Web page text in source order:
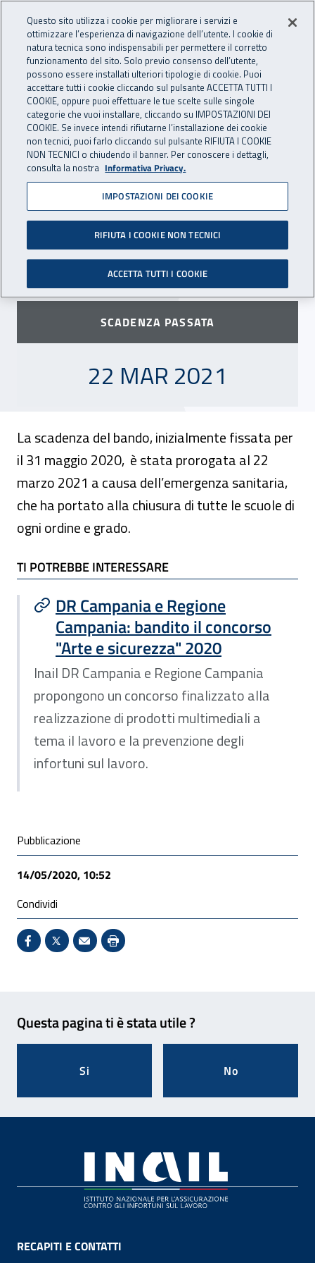
INAIL - Istituto Nazionale
Apri cerca
Navigazione principale
Navigazione - Ti trovi in:
Home Inail comunica Scadenze Scadenza
Concorso "Arte e sicurezza"
2020: prorogata la
scadenza del bando
Prorogata al 22 marzo 2021 la scadenza del
bando di concorso.
SCADENZA PASSATA
22 MARZO 2021
22 MAR 2021
La scadenza del bando, inizialmente fissata per
il 31 maggio 2020, è stata prorogata al 22
marzo 2021 a causa dell’emergenza sanitaria,
che ha portato alla chiusura di tutte le scuole di
ogni ordine e grado.
TI POTREBBE INTERESSARE
TI POTREBBE INTERESSARE
DR Campania e Regione
Campania: bandito il concorso
"Arte e sicurezza" 2020
Inail DR Campania e Regione Campania
propongono un concorso finalizzato alla
realizzazione di prodotti multimediali a
tema il lavoro e la prevenzione degli
infortuni sul lavoro.
Condivisione social
Pubblicazione
14/05/2020, 10:52
Condividi
Condividi su Facebook - Sito esterno - Apertura in
X - Sito esterno - Apertura in nuova finestra
Invio Mail: apre il programma di posta
Stampa pagina: scelta meno
Questa pagina ti è stata utile ?
Si No
RECAPITI E CONTATTI
Questo sito utilizza i cookie per migliorare i servizi e
ottimizzare l’esperienza di navigazione dell’utente. I cookie di
natura tecnica sono indispensabili per permettere il corretto
funzionamento del sito. Solo previo consenso dell’utente,
possono essere installati ulteriori tipologie di cookie. Puoi
accettare tutti i cookie cliccando sul pulsante ACCETTA TUTTI I
COOKIE, oppure puoi effettuare le tue scelte sulle singole
categorie che vuoi installare, cliccando su IMPOSTAZIONI DEI
COOKIE. Se invece intendi rifiutarne l’installazione dei cookie
non tecnici, puoi farlo cliccando sul pulsante RIFIUTA I COOKIE
NON TECNICI o chiudendo il banner. Per conoscere i dettagli,
consulta la nostra Informativa Privacy.
IMPOSTAZIONI DEI COOKIE
RIFIUTA I COOKIE NON TECNICI
ACCETTA TUTTI I COOKIE